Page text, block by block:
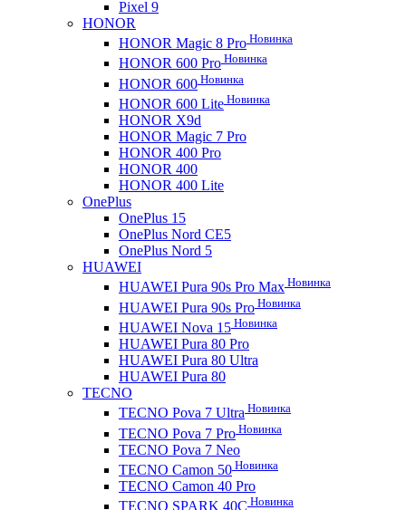
Pixel 9
HONOR
HONOR Magic 8 Pro Новинка
HONOR 600 Pro Новинка
HONOR 600 Новинка
HONOR 600 Lite Новинка
HONOR X9d
HONOR Magic 7 Pro
HONOR 400 Pro
HONOR 400
HONOR 400 Lite
OnePlus
OnePlus 15
OnePlus Nord CE5
OnePlus Nord 5
HUAWEI
HUAWEI Pura 90s Pro Max Новинка
HUAWEI Pura 90s Pro Новинка
HUAWEI Nova 15 Новинка
HUAWEI Pura 80 Pro
HUAWEI Pura 80 Ultra
HUAWEI Pura 80
TECNO
TECNO Pova 7 Ultra Новинка
TECNO Pova 7 Pro Новинка
TECNO Pova 7 Neo
TECNO Camon 50 Новинка
TECNO Camon 40 Pro
TECNO SPARK 40C Новинка